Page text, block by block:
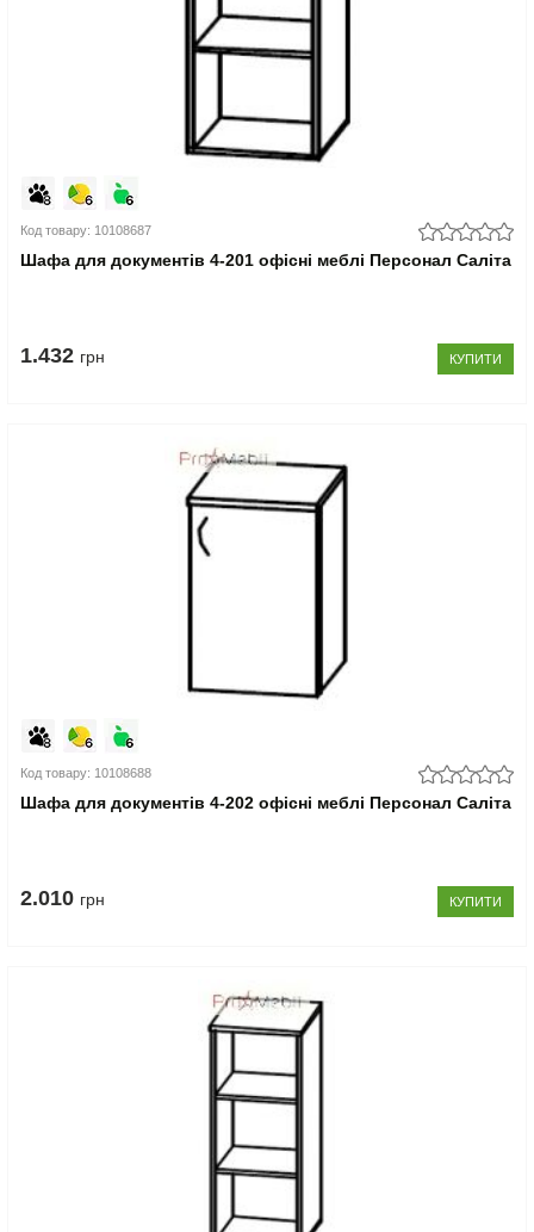
Код товару: 10108687
Шафа для документів 4-201 офісні меблі Персонал Саліта
1.432 грн КУПИТИ
Код товару: 10108688
Шафа для документів 4-202 офісні меблі Персонал Саліта
2.010 грн КУПИТИ